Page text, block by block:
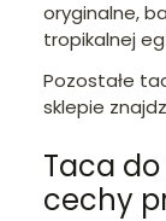
oryginalne,
tropikalnej
Pozostałe
sklepie
Taca
cechy